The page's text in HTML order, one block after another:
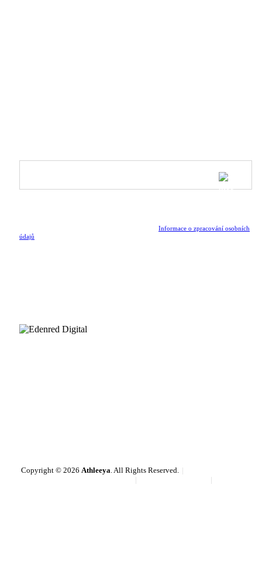
Informace o zpracování osobních
údajů
Copyright © 2026 Athleeya . All Rights Reserved.